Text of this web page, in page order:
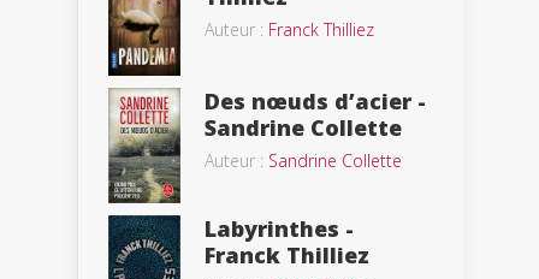
Auteur : Franck Thilliez
Des nœuds d’acier -
Sandrine Collette
Auteur : Sandrine Collette
Labyrinthes -
Franck Thilliez